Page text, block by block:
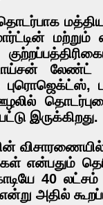
இருக்கிறது.
என்பதும்
40
அதில்